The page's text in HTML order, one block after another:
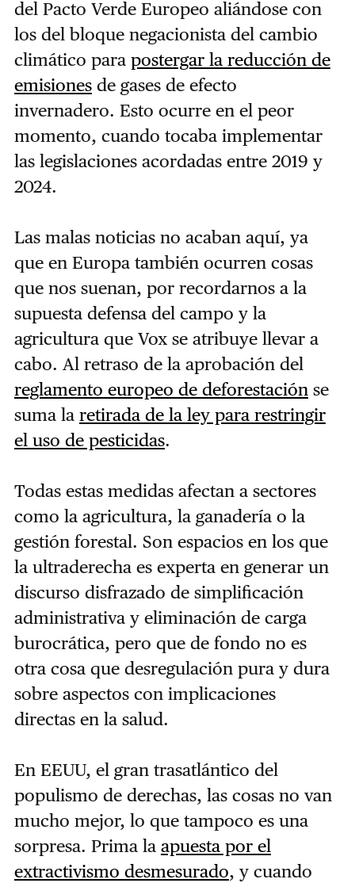
del Pacto Verde Europeo aliándose con
los del bloque negacionista del cambio
climático para postergar la reducción de
emisionesde gases de efecto
invernadero. Esto ocurre en el peor
momento, cuando tocaba implementar
las legislaciones acordadas entre 2019 y
2024.
Las malas noticias no acaban aquí, ya
que en Europa también ocurren cosas
que nos suenan, por recordarnos a la
supuesta defensa del campo y la
agricultura que Vox se atribuye llevar a
cabo. Al retraso de la aprobación del
reglamento europeo de deforestaciónse
suma la retirada de la ley para restringir
el uso de pesticidas.
Todas estas medidas afectan a sectores
como la agricultura, la ganadería o la
gestión forestal. Son espacios en los que
la ultraderecha es experta en generar un
discurso disfrazado de simplificación
administrativa y eliminación de carga
burocrática, pero que de fondo no es
otra cosa que desregulación pura y dura
sobre aspectos con implicaciones
directas en la salud.
En EEUU, el gran trasatlántico del
populismo de derechas, las cosas no van
mucho mejor, lo que tampoco es una
sorpresa. Prima la apuesta por el
extractivismo desmesurado, y cuando